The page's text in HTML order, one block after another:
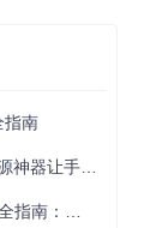
指南